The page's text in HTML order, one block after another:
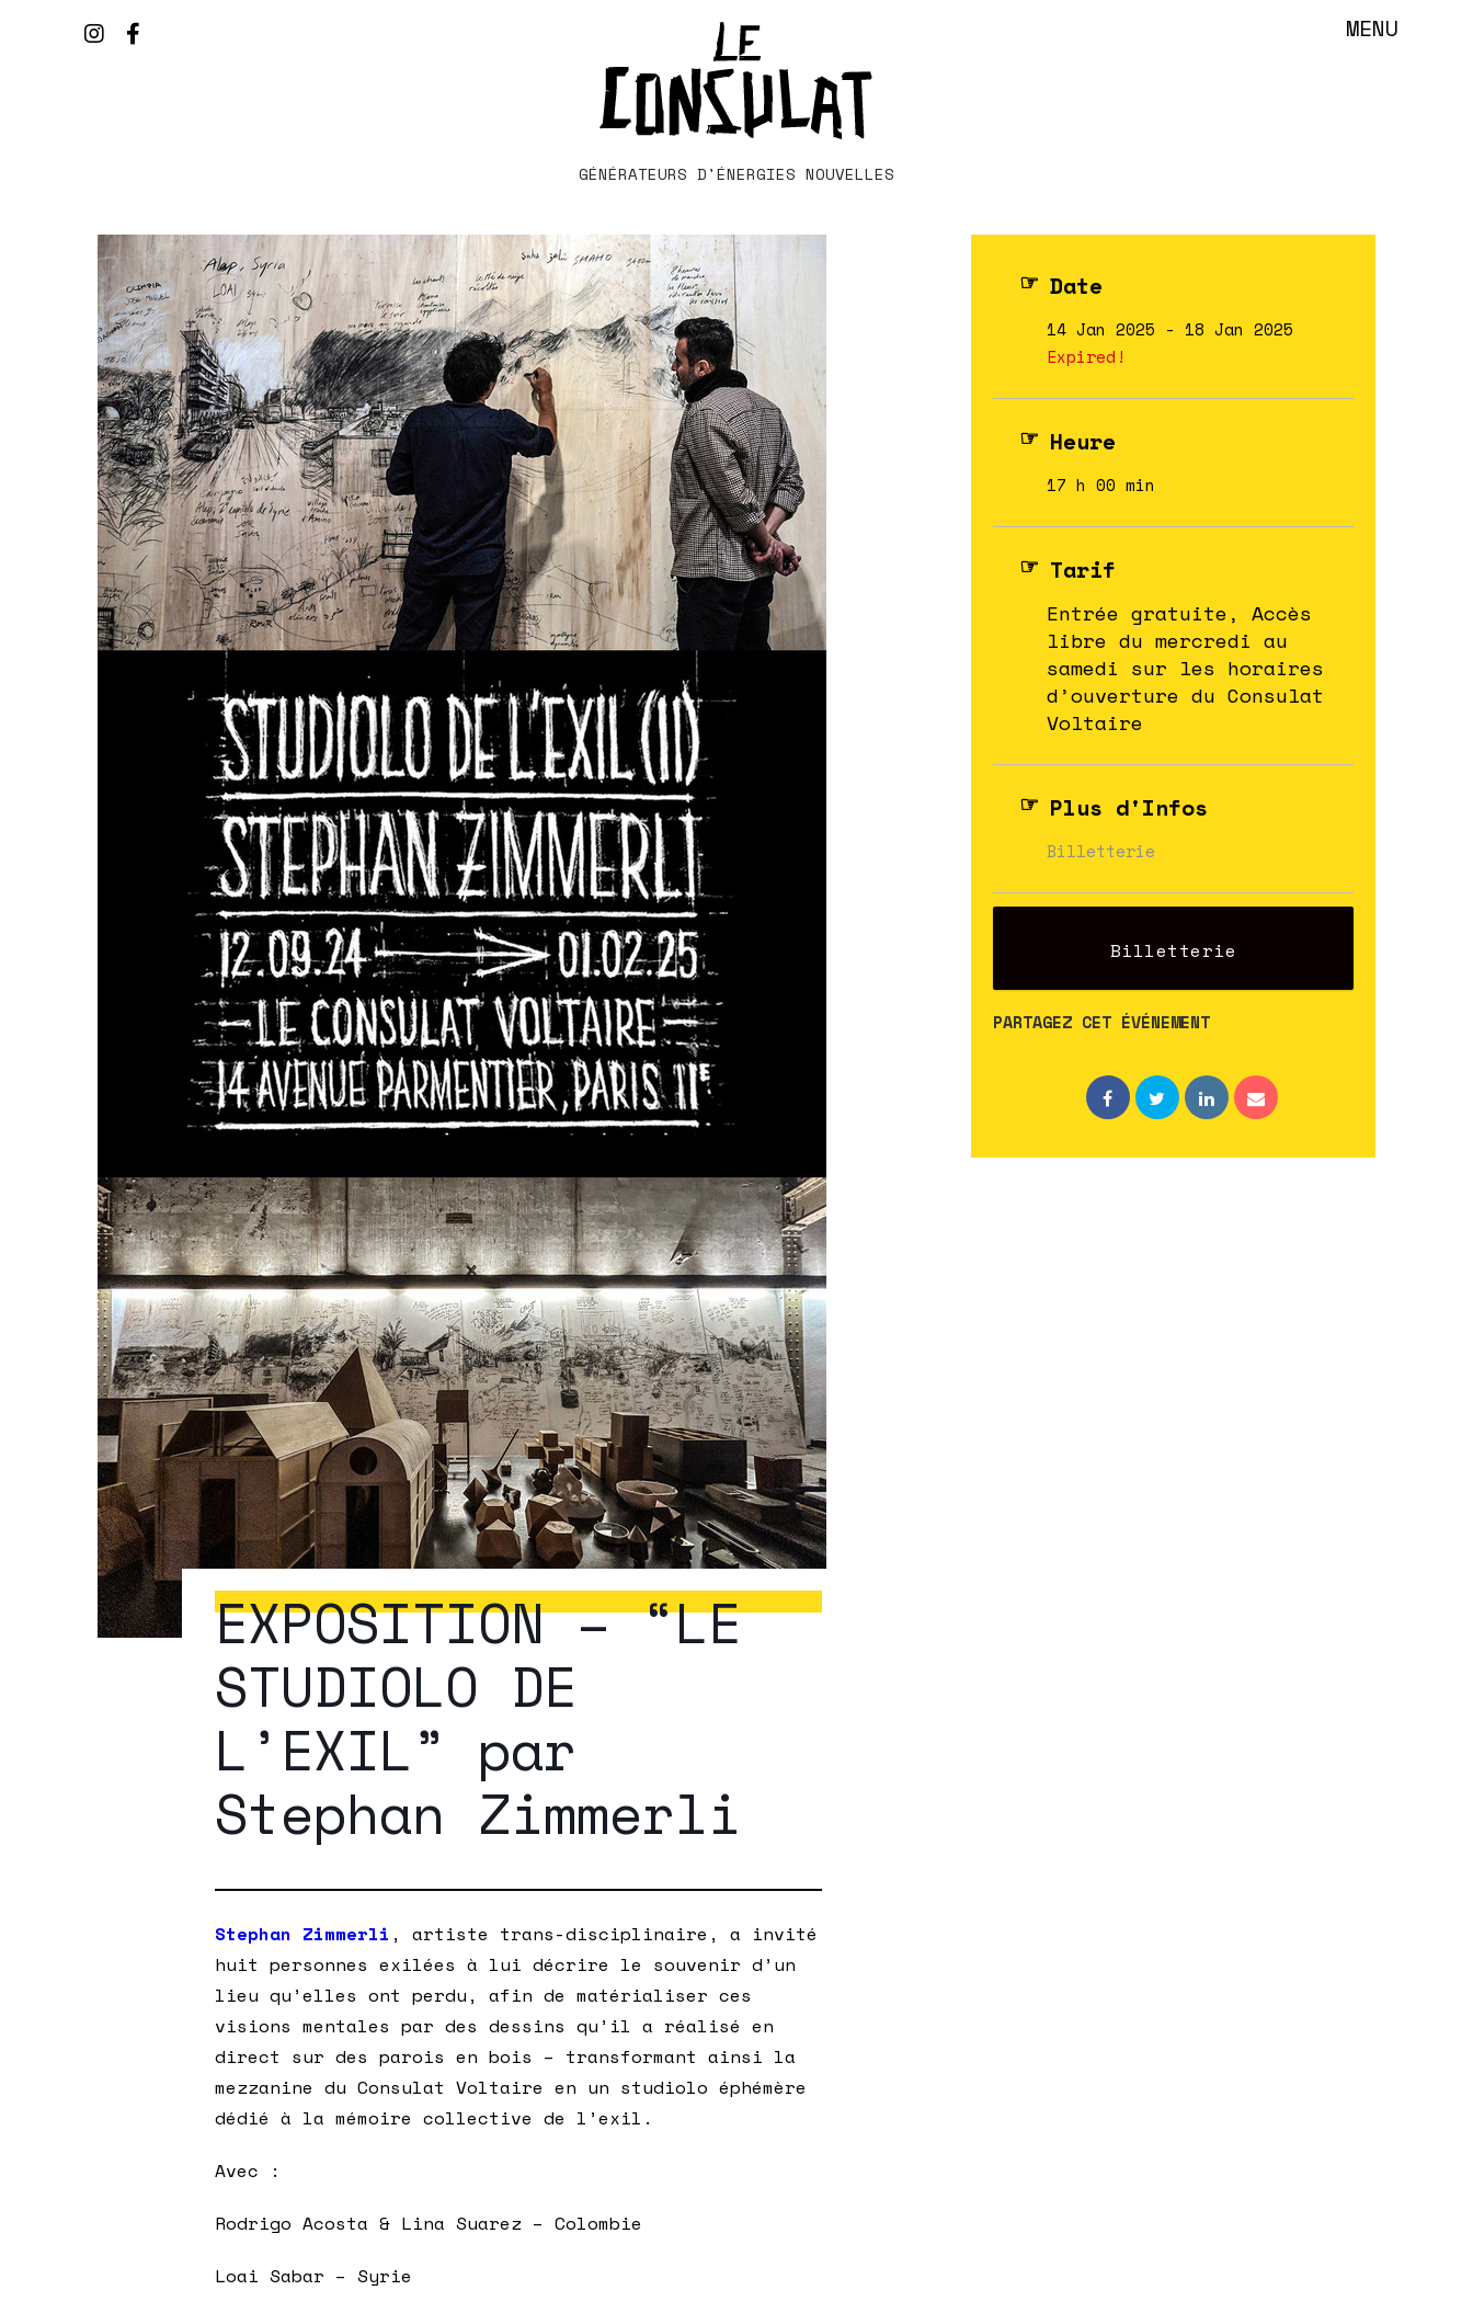
MENU
GÉNÉRATEURS D'ÉNERGIES NOUVELLES
EXPOSITION – “LE
STUDIOLO DE
L’EXIL” par
Stephan Zimmerli
Stephan Zimmerli , artiste trans-disciplinaire, a invité
huit personnes exilées à lui décrire le souvenir d’un
lieu qu’elles ont perdu, afin de matérialiser ces
visions mentales par des dessins qu’il a réalisé en
direct sur des parois en bois – transformant ainsi la
mezzanine du Consulat Voltaire en un studiolo éphémère
dédié à la mémoire collective de l’exil.
Avec :
Rodrigo Acosta & Lina Suarez – Colombie
Loai Sabar – Syrie
Date
14 Jan 2025 - 18 Jan 2025
Expired!
Heure
17 h 00 min
Tarif
Entrée gratuite, Accès
libre du mercredi au
samedi sur les horaires
d’ouverture du Consulat
Voltaire
Plus d'Infos
Billetterie
Billetterie
PARTAGEZ CET ÉVÉNEMENT